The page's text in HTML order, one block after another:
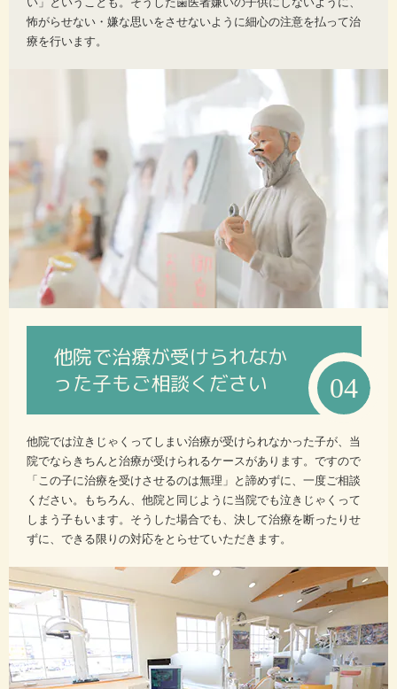
怖がらせない・嫌な思いをさせないように細心の注意を払って治
療を行います。
04
他院で治療が受けられなか
った子もご相談ください
他院では泣きじゃくってしまい治療が受けられなかった子が、当
院でならきちんと治療が受けられるケースがあります。ですので
「この子に治療を受けさせるのは無理」と諦めずに、一度ご相談
ください。もちろん、他院と同じように当院でも泣きじゃくって
しまう子もいます。そうした場合でも、決して治療を断ったりせ
ずに、できる限りの対応をとらせていただきます。